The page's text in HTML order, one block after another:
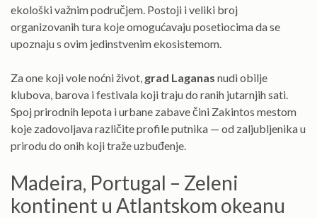
ekološki važnim područjem. Postoji i veliki broj
organizovanih tura koje omogućavaju posetiocima da se
upoznaju s ovim jedinstvenim ekosistemom.
Za one koji vole noćni život, grad Laganas nudi obilje
klubova, barova i festivala koji traju do ranih jutarnjih sati.
Spoj prirodnih lepota i urbane zabave čini Zakintos mestom
koje zadovoljava različite profile putnika — od zaljubljenika u
prirodu do onih koji traže uzbuđenje.
Madeira, Portugal – Zeleni
kontinent u Atlantskom okeanu